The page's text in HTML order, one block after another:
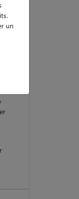
un